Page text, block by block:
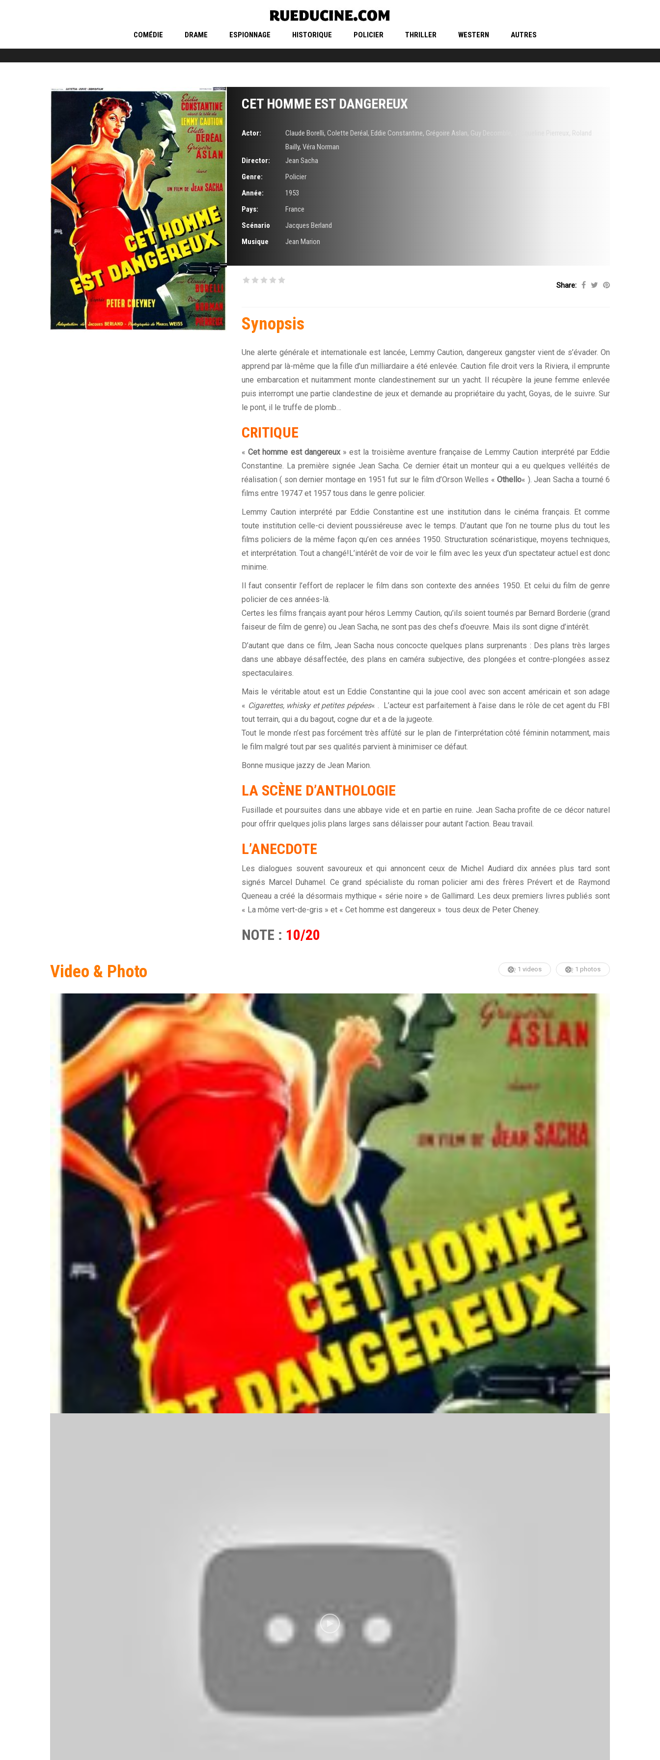
COMÉDIE DRAME ESPIONNAGE HISTORIQUE POLICIER THRILLER WESTERN AUTRES
CET HOMME EST DANGEREUX
Actor: Claude Borelli, Colette Deréal, Eddie Constantine, Grégoire Aslan, Guy Decomble Jacqueline Pierreux, Roland
Bailly, Véra Norman
Director:
Jean Sacha
Genre:
Policier
Année:
1953
Pays:
France
Scénario
Jacques Berland
Musique
Jean Marion
Share:
Synopsis
Une alerte générale et internationale est lancée, Lemmy Caution, dangereux gangster vient de s’évader. On
apprend par là-même que la fille d’un milliardaire a été enlevée. Caution file droit vers la Riviera, il emprunte
une embarcation et nuitamment monte clandestinement sur un yacht. Il récupère la jeune femme enlevée
puis interrompt une partie clandestine de jeux et demande au propriétaire du yacht, Goyas, de le suivre. Sur
le pont, il le truffe de plomb…
CRITIQUE
«Cet homme est dangereux» est la troisième aventure française de Lemmy Caution interprété par Eddie
Constantine. La première signée Jean Sacha. Ce dernier était un monteur qui a eu quelques velléités de
réalisation ( son dernier montage en 1951 fut sur le film d’Orson Welles «Othello« ). Jean Sacha a tourné 6
films entre 19747 et 1957 tous dans le genre policier.
Lemmy Caution interprété par Eddie Constantine est une institution dans le cinéma français. Et comme
toute institution celle-ci devient poussiéreuse avec le temps. D’autant que l’on ne tourne plus du tout les
films policiers de la même façon qu’en ces années 1950. Structuration scénaristique, moyens techniques,
et interprétation. Tout a changé!L’intérêt de voir de voir le film avec les yeux d’un spectateur actuel est donc
minime.
Il faut consentir l’effort de replacer le film dans son contexte des années 1950. Et celui du film de genre
policier de ces années-là.
Certes les films français ayant pour héros Lemmy Caution, qu’ils soient tournés par Bernard Borderie (grand
faiseur de film de genre) ou Jean Sacha, ne sont pas des chefs d’oeuvre. Mais ils sont digne d’intérêt.
D’autant que dans ce film, Jean Sacha nous concocte quelques plans surprenants : Des plans très larges
dans une abbaye désaffectée, des plans en caméra subjective, des plongées et contre-plongées assez
spectaculaires.
Mais le véritable atout est un Eddie Constantine qui la joue cool avec son accent américain et son adage
« Cigarettes, whisky et petites pépées« . L’acteur est parfaitement à l’aise dans le rôle de cet agent du FBI
tout terrain, qui a du bagout, cogne dur et a de la jugeote.
Tout le monde n’est pas forcément très affûté sur le plan de l’interprétation côté féminin notamment, mais
le film malgré tout par ses qualités parvient à minimiser ce défaut.
Bonne musique jazzy de Jean Marion.
LA SCÈNE D’ANTHOLOGIE
Fusillade et poursuites dans une abbaye vide et en partie en ruine. Jean Sacha profite de ce décor naturel
pour offrir quelques jolis plans larges sans délaisser pour autant l’action. Beau travail.
L’ANECDOTE
Les dialogues souvent savoureux et qui annoncent ceux de Michel Audiard dix années plus tard sont
signés Marcel Duhamel. Ce grand spécialiste du roman policier ami des frères Prévert et de Raymond
Queneau a créé la désormais mythique « série noire » de Gallimard. Les deux premiers livres publiés sont
« La môme vert-de-gris » et « Cet homme est dangereux » tous deux de Peter Cheney.
NOTE : 10/20
Video & Photo 1 videos 1 photos